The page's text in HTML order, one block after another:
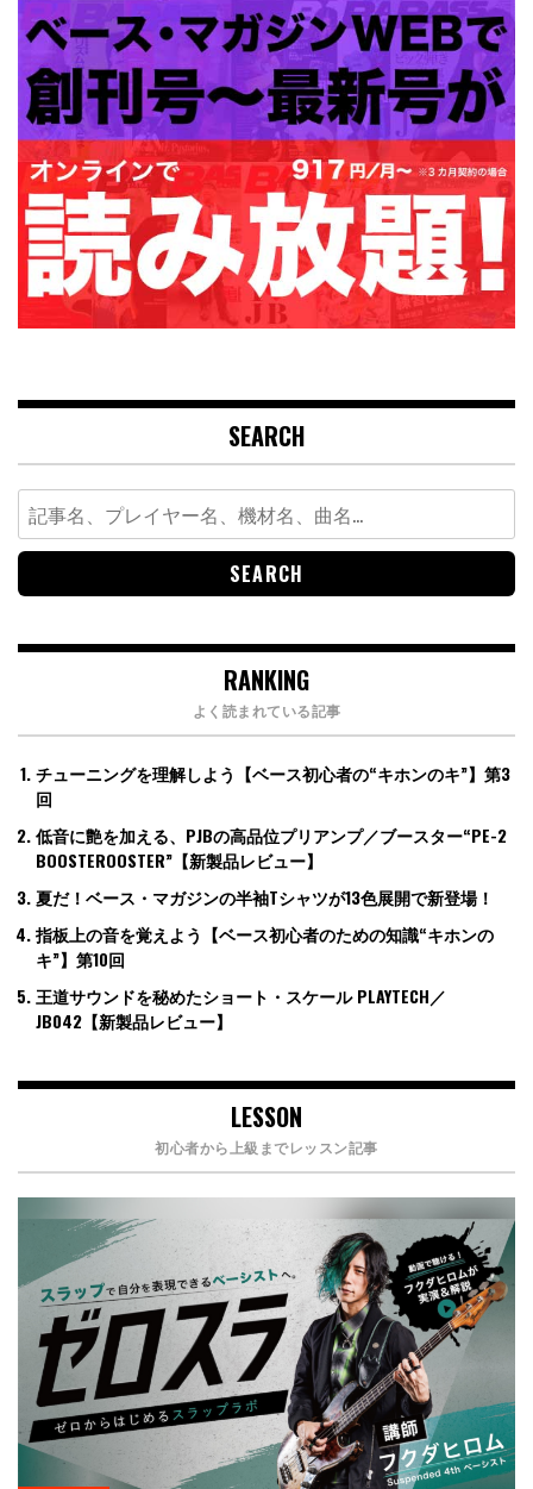
SEARCH
Search
for:
RANKING
よく読まれている記事
チューニングを理解しよう【ベース初心者の“キホンのキ”】第3
回
低音に艶を加える、PJBの高品位プリアンプ／ブースター“PE-2
BOOSTEROOSTER”【新製品レビュー】
夏だ！ベース・マガジンの半袖Tシャツが13色展開で新登場！
指板上の音を覚えよう【ベース初心者のための知識“キホンの
キ”】第10回
王道サウンドを秘めたショート・スケール PLAYTECH／
JB042【新製品レビュー】
LESSON
初心者から上級までレッスン記事